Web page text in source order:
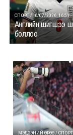
СПОРТ / 6/07/2026, 16:51
Английн шигшээ
боллоо
МЭДЭЭНИЙ ӨРӨӨ /